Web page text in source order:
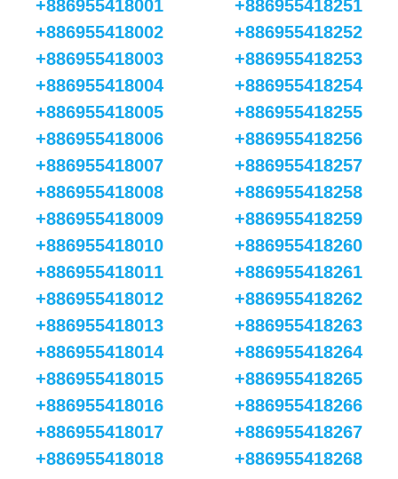
+886955418001
+886955418002
+886955418003
+886955418004
+886955418005
+886955418006
+886955418007
+886955418008
+886955418009
+886955418010
+886955418011
+886955418012
+886955418013
+886955418014
+886955418015
+886955418016
+886955418017
+886955418018
+886955418251
+886955418252
+886955418253
+886955418254
+886955418255
+886955418256
+886955418257
+886955418258
+886955418259
+886955418260
+886955418261
+886955418262
+886955418263
+886955418264
+886955418265
+886955418266
+886955418267
+886955418268